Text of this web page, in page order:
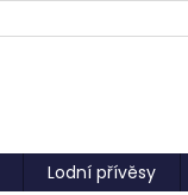
Lodní přívěsy